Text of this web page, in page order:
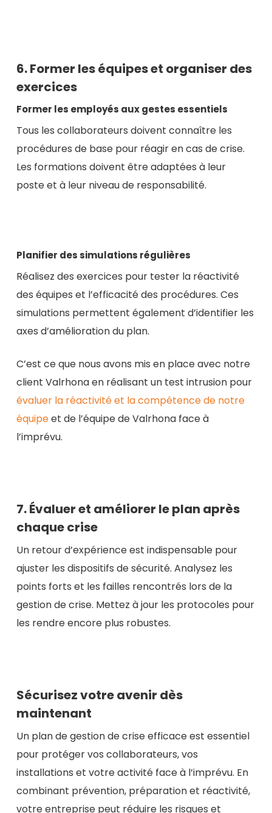
6. Former les équipes et organiser des
exercices
Former les employés aux gestes essentiels
Tous les collaborateurs doivent connaître les
procédures de base pour réagir en cas de crise.
Les formations doivent être adaptées à leur
poste et à leur niveau de responsabilité.
Planifier des simulations régulières
Réalisez des exercices pour tester la réactivité
des équipes et l’efficacité des procédures. Ces
simulations permettent également d’identifier les
axes d’amélioration du plan.
C’est ce que nous avons mis en place avec notre
client Valrhona en réalisant un test intrusion pour
évaluer la réactivité et la compétence de notre
équipeet de l’équipe de Valrhona face à
l’imprévu.
7. Évaluer et améliorer le plan après
chaque crise
Un retour d’expérience est indispensable pour
ajuster les dispositifs de sécurité. Analysez les
points forts et les failles rencontrés lors de la
gestion de crise. Mettez à jour les protocoles pour
les rendre encore plus robustes.
Sécurisez votre avenir dès
maintenant
Un plan de gestion de crise efficace est essentiel
pour protéger vos collaborateurs, vos
installations et votre activité face à l’imprévu. En
combinant prévention, préparation et réactivité,
votre entreprise peut réduire les risques et